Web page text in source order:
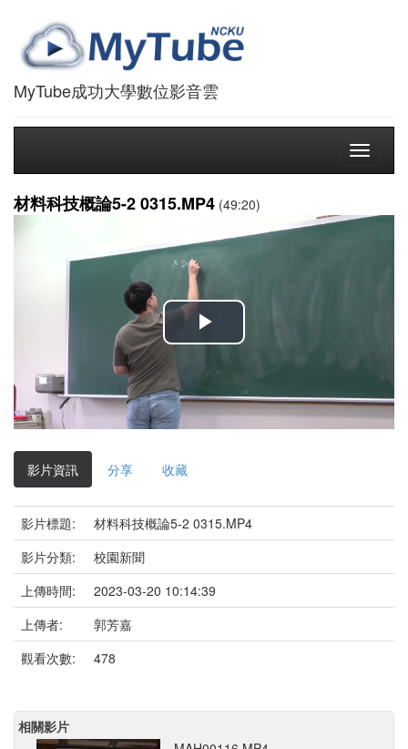
MyTube成功大學數位影音雲
Toggle
材料科技概論5-2 0315.MP4 (49:20)
播
放
影
影片資訊 分享 收藏
影片標題:
材料科技概論5-2 0315.MP4
影片分類:
校園新聞
上傳時間:
2023-03-20 10:14:39
上傳者:
郭芳嘉
觀看次數:
478
相關影片